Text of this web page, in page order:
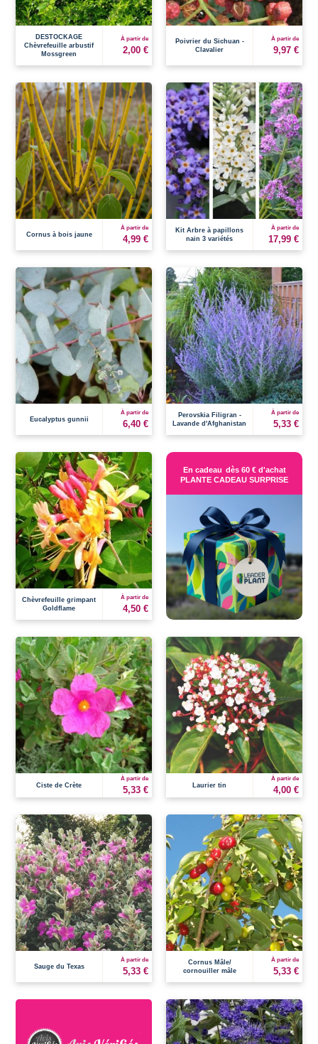
DESTOCKAGE
Chèvrefeuille arbustif
Mossgreen
À partir de
2,00 €
Poivrier du Sichuan -
Clavalier
À partir de
9,97 €
Cornus à bois jaune
À partir de
4,99 €
Kit Arbre à papillons
nain 3 variétés
À partir de
17,99 €
Eucalyptus gunnii
À partir de
6,40 €
Perovskia Filigran -
Lavande d'Afghanistan
À partir de
5,33 €
Chèvrefeuille grimpant
Goldflame
À partir de
4,50 €
En cadeau dès 60 € d'achat
PLANTE CADEAU SURPRISE
Ciste de Crète
À partir de
5,33 € Laurier tin
À partir de
4,00 €
Sauge du Texas
À partir de
5,33 €
Cornus Mâle/
cornouiller mâle
À partir de
5,33 €